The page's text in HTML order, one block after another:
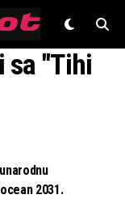
sa "Tihi
2031.